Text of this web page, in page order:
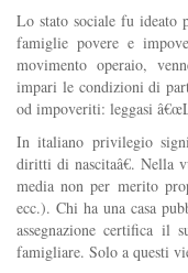
Lo stato sociale fu ideato
famiglie povere e
movimento operaio,
impari le condizioni di
od impoveriti: leggasi
In italiano privilegio
diritti di nascitaâ€. Nella
media non per merito
ecc.). Chi ha una casa
assegnazione certifica
famigliare. Solo a questi